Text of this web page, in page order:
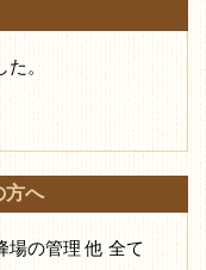
た。
方へ
場の管理 他 全て